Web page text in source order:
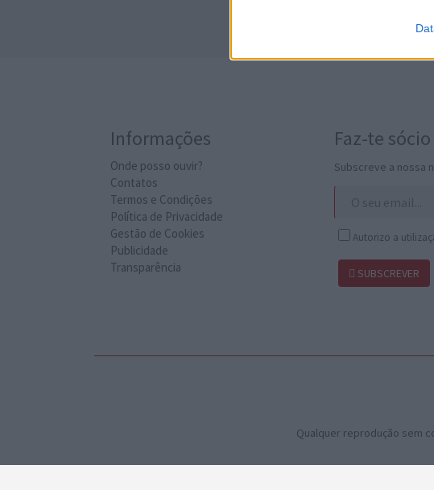
Informações
Onde posso ouvir?
Contatos
Termos e Condições
Política de Privacidade
Gestão de Cookies
Publicidade
Transparência
Faz-te
Subscreve a nossa
Autorizo a
SUBSCREVER
Qualquer reprodução sem